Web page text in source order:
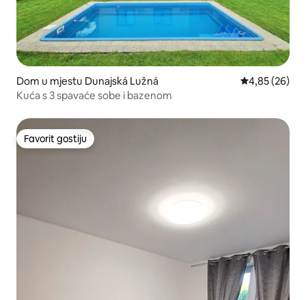
Dom u mjestu Dunajská Lužná Prosječna
4,85 (26)
Kuća s 3 spavaće sobe i bazenom
Favorit gostiju
Favorit gostiju